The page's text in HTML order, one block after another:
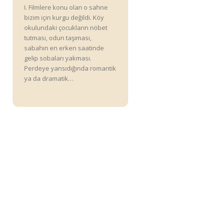
I. Filmlere konu olan o sahne
bizim için kurgu değildi. Köy
okulundaki çocukların nöbet
tutması, odun taşıması,
sabahın en erken saatinde
gelip sobaları yakması.
Perdeye yansıdığında romantik
ya da dramatik…